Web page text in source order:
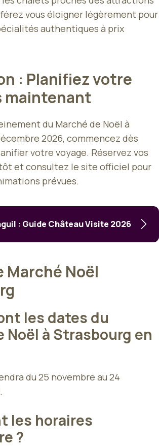
vous éloigner légèrement pour
authentiques à prix
: Planifiez votre
maintenant
du Marché de Noël à
2026, commencez dès
votre voyage. Réservez vos
et consultez le site officiel pour
prévues.
: Guide Château Visite 2026
Marché Noël
les dates du
Noël à Strasbourg en
du 25 novembre au 24
les horaires
?